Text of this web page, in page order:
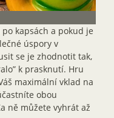
kapsách a pokud je
úspory v
se je zhodnotit tak,
k prasknutí. Hru
maximální vklad na
obou
ně můžete vyhrát až